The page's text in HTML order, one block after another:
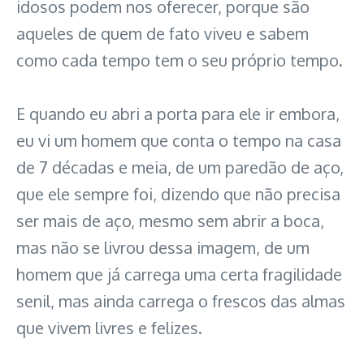
idosos podem nos oferecer, porque são
aqueles de quem de fato viveu e sabem
como cada tempo tem o seu próprio tempo.
E quando eu abri a porta para ele ir embora,
eu vi um homem que conta o tempo na casa
de 7 décadas e meia, de um paredão de aço,
que ele sempre foi, dizendo que não precisa
ser mais de aço, mesmo sem abrir a boca,
mas não se livrou dessa imagem, de um
homem que já carrega uma certa fragilidade
senil, mas ainda carrega o frescos das almas
que vivem livres e felizes.